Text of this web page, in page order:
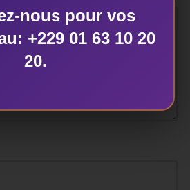
nous pour vos
+229 01 63 10 20
20.